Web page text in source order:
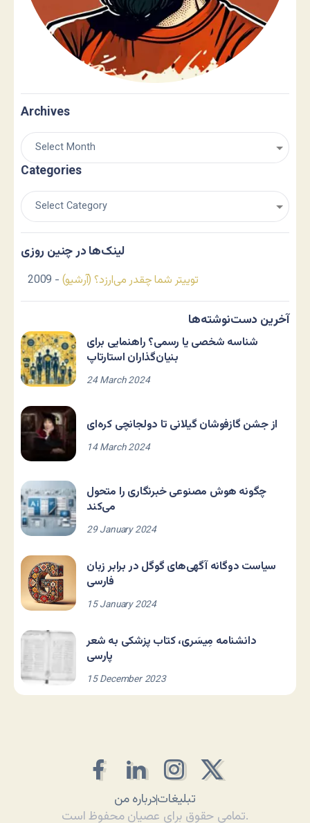
Archives
Categories
لینک‌ها در چنین روزی
توییتر شما چقدر می‌ارزد؟ (آرشیو) - 2009
آخرین دست‌نوشته‌ها
شناسه شخصی یا رسمی؟ راهنمایی برای
بنیان‌گذاران استارتاپ
24 March 2024
از جشن گازفوشان گیلانی تا دولجانچی کره‌ای
14 March 2024
چگونه هوش مصنوعی خبرنگاری را متحول
می‌کند
29 January 2024
سیاست دوگانه آگهی‌های گوگل در برابر زبان
فارسی
15 January 2024
دانشنامه مِیسَری، کتاب پزشکی به شعر
پارسی
15 December 2023
درباره منتبلیغات
تمامی حقوق برای عصیان محفوظ است.